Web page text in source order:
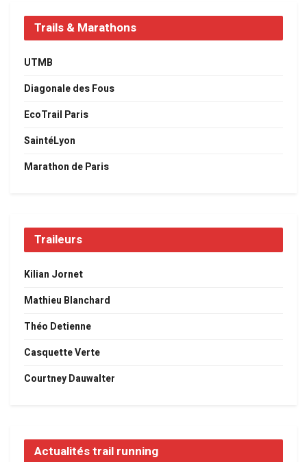
Trails & Marathons
UTMB
Diagonale des Fous
EcoTrail Paris
SaintéLyon
Marathon de Paris
Traileurs
Kilian Jornet
Mathieu Blanchard
Théo Detienne
Casquette Verte
Courtney Dauwalter
Actualités trail running